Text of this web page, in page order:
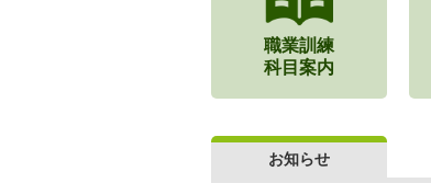
職業訓練
科目案内
お知らせ